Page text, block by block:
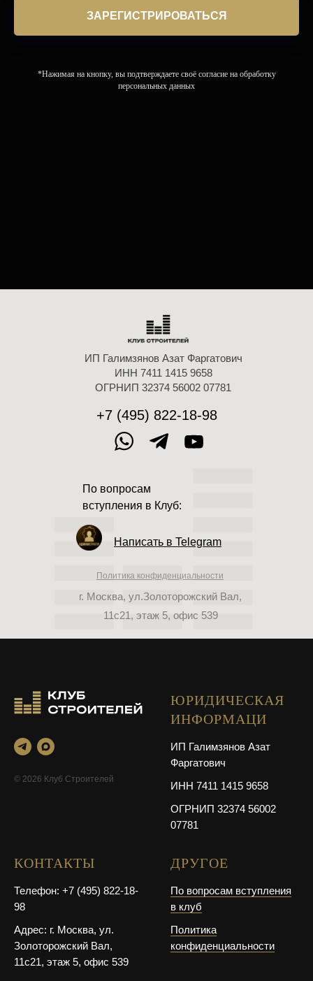
ЗАРЕГИСТРИРОВАТЬСЯ
*Нажимая на кнопку, вы подтверждаете своё согласие на обработку
персональных данных
+7 (495) 822-18-98
Политика конфиденциальности
ИП Галимзянов Азат Фаргатович
ИНН 7411 1415 9658
ОГРНИП 32374 56002 07781
г. Москва, ул.Золоторожский Вал,
11с21, этаж 5, офис 539
По вопросам
вступления в Клуб:
Написать в Telegram
© 2026 Клуб Строителей
ЮРИДИЧЕСКАЯ
ИНФОРМАЦИ
ИП Галимзянов Азат
Фаргатович
ИНН 7411 1415 9658
ОГРНИП 32374 56002
07781
КОНТАКТЫ
Телефон: +7 (495) 822-18-
98
Адрес: г. Москва, ул.
Золоторожский Вал,
11с21, этаж 5, офис 539
ДРУГОЕ
По вопросам вступления
в клуб
Политика
конфиденциальности